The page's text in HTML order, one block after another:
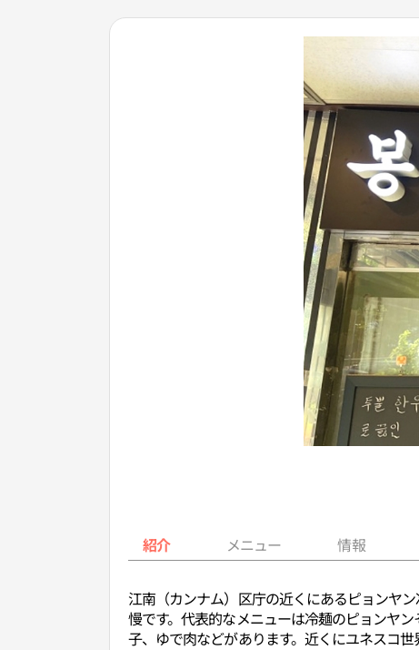
紹介 メニュー 情報
江南（カンナム）区庁の近くにあるピョンヤ
慢です。代表的なメニューは冷麺のピョンヤ
子、ゆで肉などがあります。近くにユネスコ